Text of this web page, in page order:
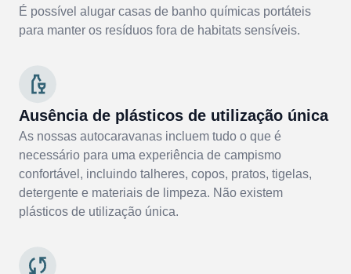
É possível alugar casas de banho químicas portáteis
para manter os resíduos fora de habitats sensíveis.
Ausência de plásticos de utilização única
As nossas autocaravanas incluem tudo o que é
necessário para uma experiência de campismo
confortável, incluindo talheres, copos, pratos, tigelas,
detergente e materiais de limpeza. Não existem
plásticos de utilização única.